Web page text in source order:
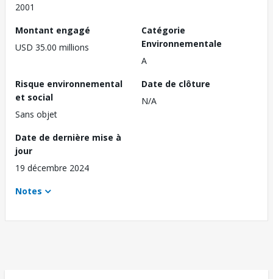
2001
Montant engagé
USD 35.00 millions
Catégorie
Environnementale
A
Risque environnemental
et social
Sans objet
Date de clôture
N/A
Date de dernière mise à
jour
19 décembre 2024
Notes